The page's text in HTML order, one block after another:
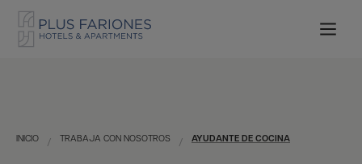
INICIO TRABAJA CON NOSOTROS AYUDANTE DE COCINA